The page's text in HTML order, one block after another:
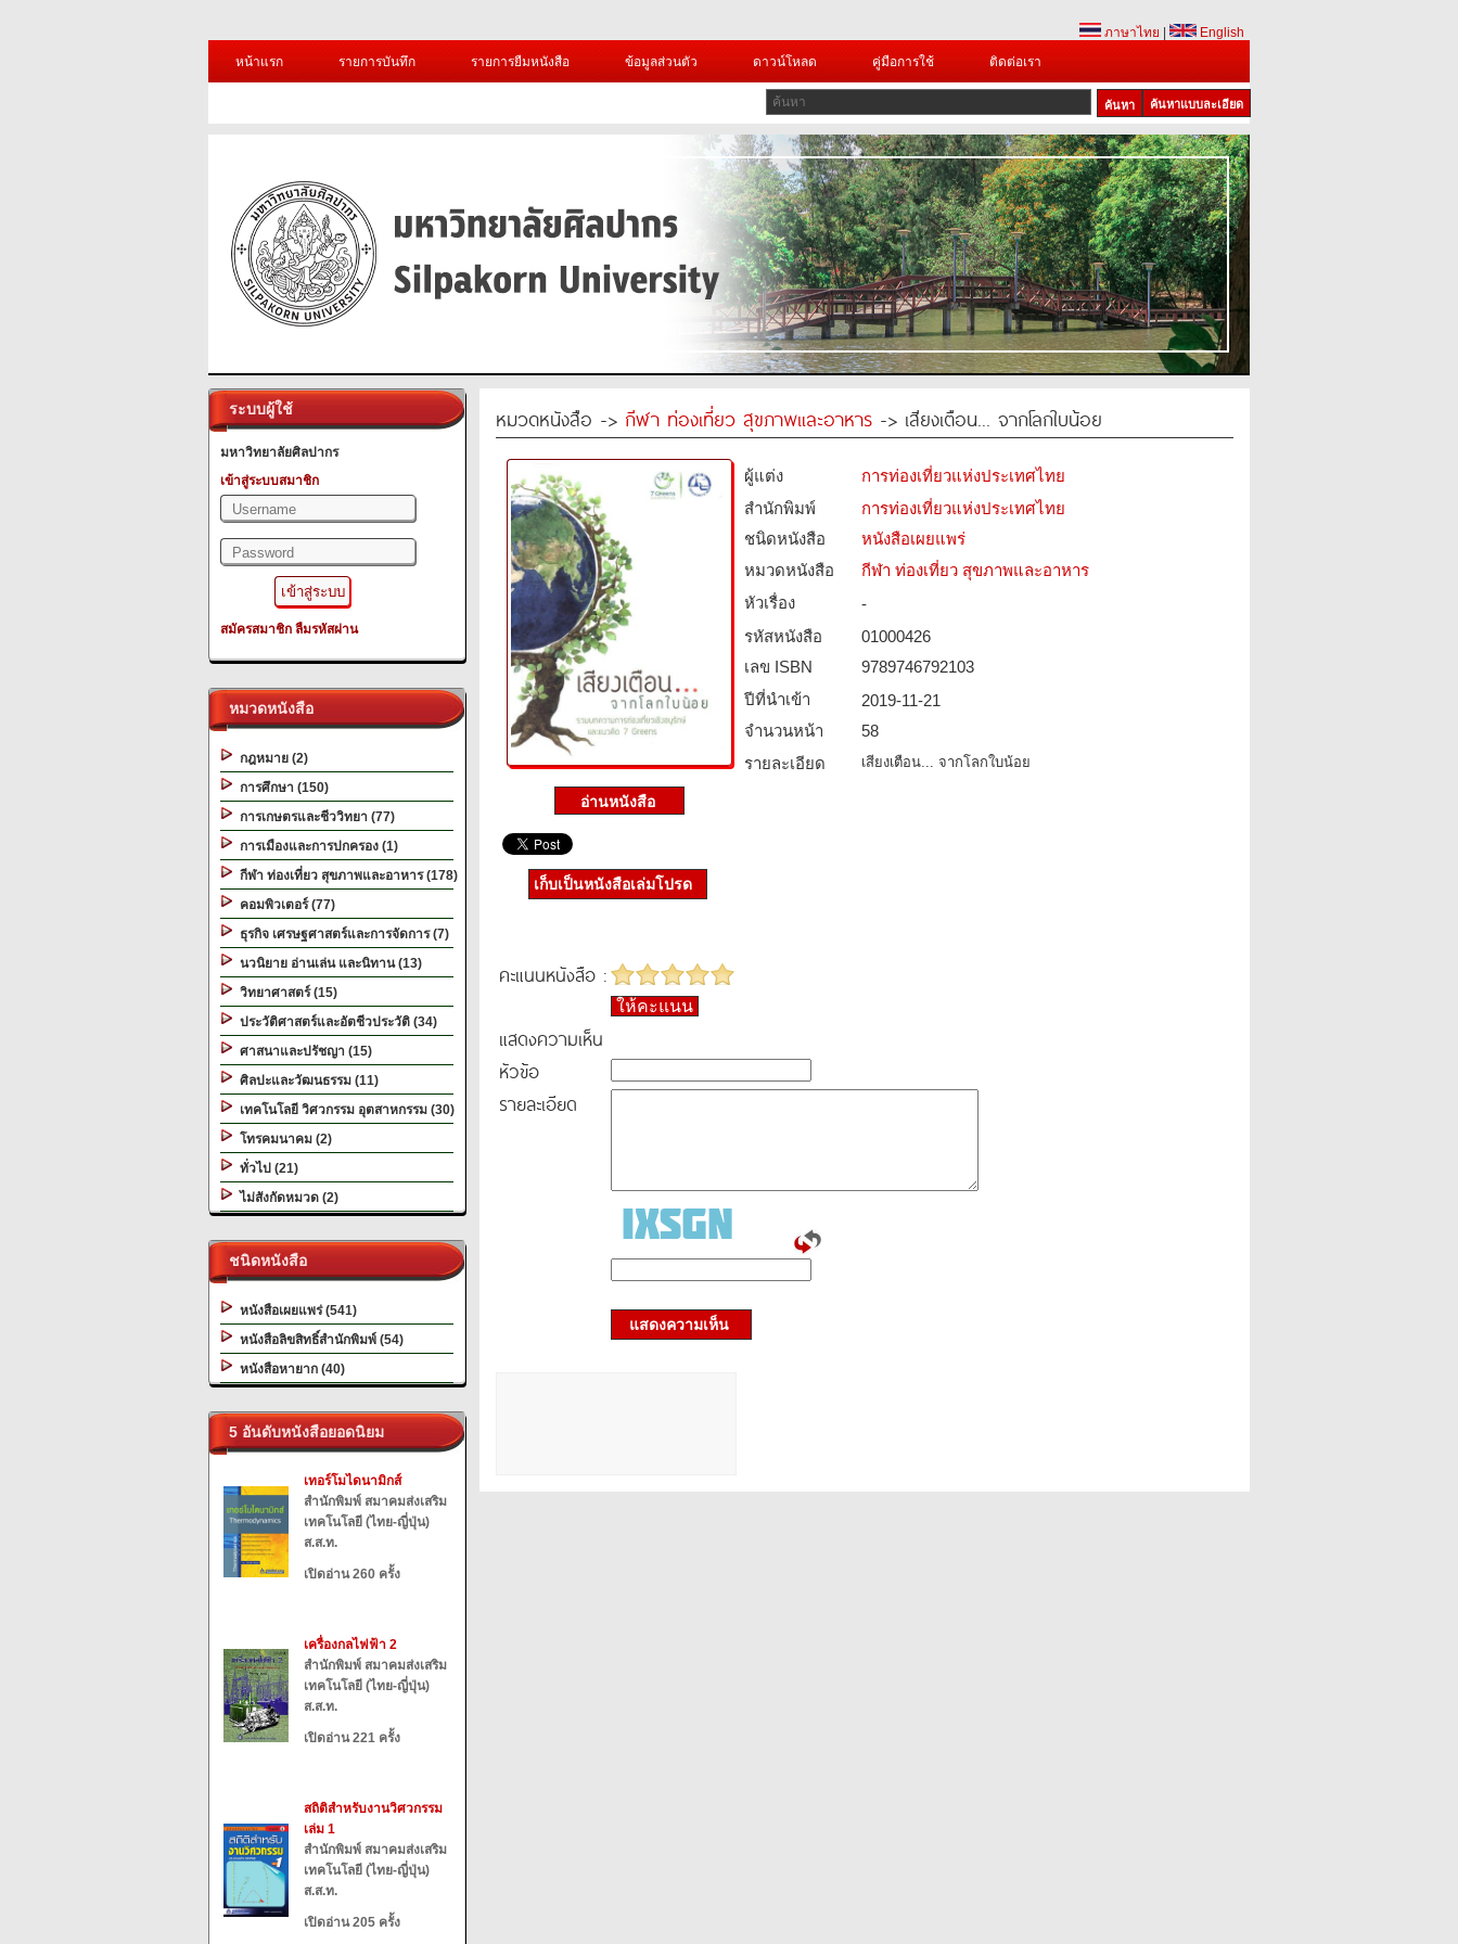
ภาษาไทย
English
หน้าแรก
รายการบันทึก รายการยืมหนังสือ ข้อมูลส่วนตัว ดาวน์โหลด คู่มือการใช้ ติดต่อเรา
ค้นหาแบบละเอียด
ระบบผู้ใช้
มหาวิทยาลัยศิลปากร
เข้าสู่ระบบสมาชิก
สมัครสมาชิก ลืมรหัสผ่าน
หมวดหนังสือ
กฎหมาย (2)
การศึกษา (150)
การเกษตรและชีววิทยา (77)
การเมืองและการปกครอง (1)
กีฬา ท่องเที่ยว สุขภาพและอาหาร (178)
คอมพิวเตอร์ (77)
ธุรกิจ เศรษฐศาสตร์และการจัดการ (7)
นวนิยาย อ่านเล่น และนิทาน (13)
วิทยาศาสตร์ (15)
ประวัติศาสตร์และอัตชีวประวัติ (34)
ศาสนาและปรัชญา (15)
ศิลปะและวัฒนธรรม (11)
เทคโนโลยี วิศวกรรม อุตสาหกรรม (30)
โทรคมนาคม (2)
ทั่วไป (21)
ไม่สังกัดหมวด (2)
ชนิดหนังสือ
หนังสือเผยแพร่ (541)
หนังสือลิขสิทธิ์สำนักพิมพ์ (54)
หนังสือหายาก (40)
5 อันดับหนังสือยอดนิยม
เทอร์โมไดนามิกส์
สำนักพิมพ์ สมาคมส่งเสริม
เทคโนโลยี (ไทย-ญี่ปุ่น)
ส.ส.ท.
เปิดอ่าน 260 ครั้ง
เครื่องกลไฟฟ้า 2
สำนักพิมพ์ สมาคมส่งเสริม
เทคโนโลยี (ไทย-ญี่ปุ่น)
ส.ส.ท.
เปิดอ่าน 221 ครั้ง
สถิติสำหรับงานวิศวกรรม
เล่ม 1
สำนักพิมพ์ สมาคมส่งเสริม
เทคโนโลยี (ไทย-ญี่ปุ่น)
ส.ส.ท.
เปิดอ่าน 205 ครั้ง
หมวดหนังสือ -> กีฬา ท่องเที่ยว สุขภาพและอาหาร -> เสียงเตือน... จากโลกใบน้อย
ผู้แต่ง
การท่องเที่ยวแห่งประเทศไทย
สำนักพิมพ์
การท่องเที่ยวแห่งประเทศไทย
ชนิดหนังสือ­
หนังสือเผยแพร่
หมวดหนังสือ­
กีฬา ท่องเที่ยว สุขภาพและอาหาร
หัวเรื่อง
-
รหัสหนังสือ­
01000426
เลข ISBN
9789746792103
ปีที่นำเข้า
2019-11-21
จำนวนหน้า
58
รายละเอียด
เสียงเตือน... จากโลกใบน้อย
เก็บเป็นหนังสือเล่มโปรด
คะแนนหนังสือ :
ให้คะแนน
แสดงความเห็น
หัวข้อ
รายละเอียด
แสดงความเห็น